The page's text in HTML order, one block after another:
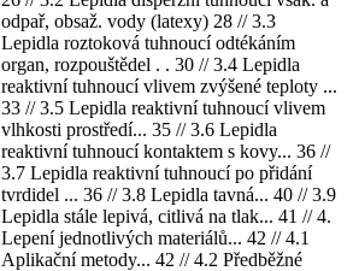
odpař, obsaž. vody (latexy) 28 // 3.3
Lepidla roztoková tuhnoucí odtékáním
organ, rozpouštědel . . 30 // 3.4 Lepidla
reaktivní tuhnoucí vlivem zvýšené teploty ...
33 // 3.5 Lepidla reaktivní tuhnoucí vlivem
vlhkosti prostředí... 35 // 3.6 Lepidla
reaktivní tuhnoucí kontaktem s kovy... 36 //
3.7 Lepidla reaktivní tuhnoucí po přidání
tvrdidel ... 36 // 3.8 Lepidla tavná... 40 // 3.9
Lepidla stále lepivá, citlivá na tlak... 41 // 4.
Lepení jednotlivých materiálů... 42 // 4.1
Aplikační metody... 42 // 4.2 Předběžné